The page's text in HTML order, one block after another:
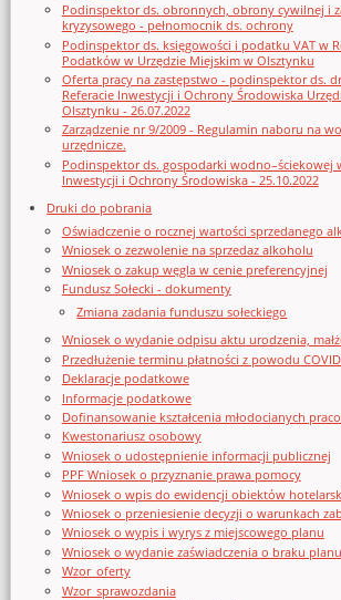
Podinspektor ds. obronnych, obrony cywilnej i
kryzysowego - pełnomocnik ds. ochrony
Podinspektor ds. księgowości i podatku VAT w
Podatków w Urzędzie Miejskim w Olsztynku
Oferta pracy na zastępstwo - podinspektor ds.
Referacie Inwestycji i Ochrony Środowiska
Olsztynku - 26.07.2022
Zarządzenie nr 9/2009 - Regulamin naboru na
urzędnicze.
Podinspektor ds. gospodarki wodno–ściekowej
Inwestycji i Ochrony Środowiska - 25.10.2022
Druki do pobrania
Oświadczenie o rocznej wartości sprzedanego
Wniosek o zezwolenie na sprzedaz alkoholu
Wniosek o zakup węgla w cenie preferencyjnej
Fundusz Sołecki - dokumenty
Zmiana zadania funduszu sołeckiego
Wniosek o wydanie odpisu aktu urodzenia,
Przedłużenie terminu płatności z powodu
Deklaracje podatkowe
Informacje podatkowe
Dofinansowanie kształcenia młodocianych
Kwestonariusz osobowy
Wniosek o udostępnienie informacji publicznej
PPF Wniosek o przyznanie prawa pomocy
Wniosek o wpis do ewidencji obiektów
Wniosek o przeniesienie decyzji o warunkach
Wniosek o wypis i wyrys z miejscowego planu
Wniosek o wydanie zaświadczenia o braku planu
Wzor_oferty
Wzor_sprawozdania